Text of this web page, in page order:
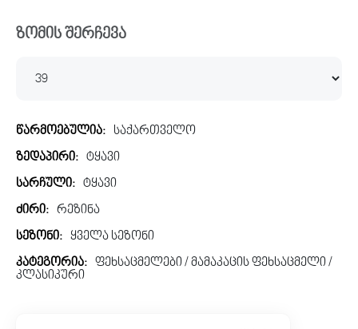
ზომის შერჩევა
წარმოებულია: საქართველო
ზედაპირი: ტყავი
სარჩული: ტყავი
ძირი: რეზინა
სეზონი: ყველა სეზონი
კატეგორია:
ფეხსაცმელები / მამაკაცის ფეხსაცმელი /
კლასიკური